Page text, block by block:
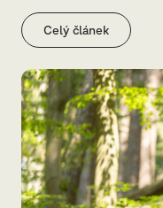
Celý článek